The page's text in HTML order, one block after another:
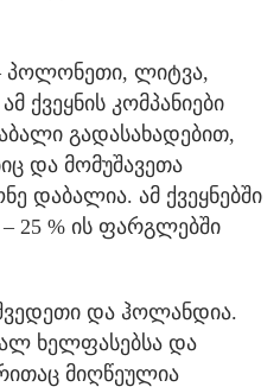
პოლონეთი, ლიტვა,
ქვეყნის კომპანიები
გადასახადებით,
და მომუშავეთა
დაბალია. ამ ქვეყნებში
25 % ის ფარგლებში
და ჰოლანდია.
ხელფასებსა და
მიღწეულია